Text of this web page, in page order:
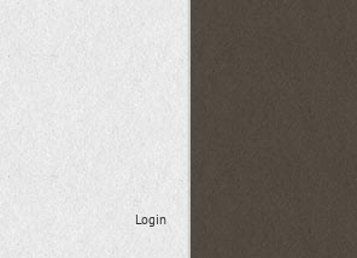
Login